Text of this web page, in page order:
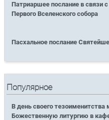
Патриаршее послание в связи
Первого Вселенского собора
Пасхальное послание
Популярное
В день своего
Божественную литургию в